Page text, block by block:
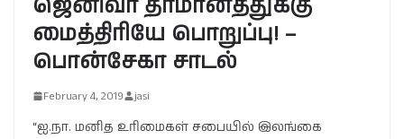
ஜெனிவா தீர்மானத்துக்கு
மைத்திரியே பொறுப்பு! –
பொன்சேகா சாடல்
February 4, 2019 jasi
“ஐ.நா. மனித உரிமைகள் சபையில் இலங்கை